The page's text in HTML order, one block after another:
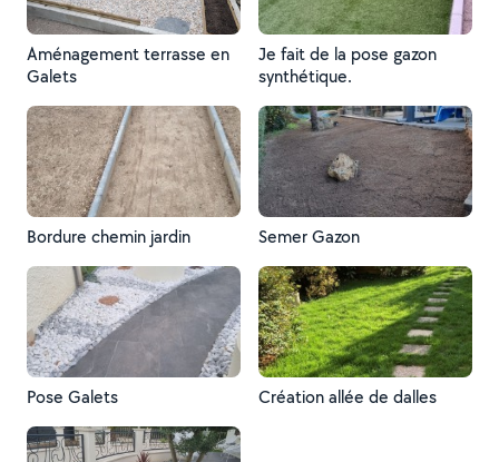
Aménagement terrasse en
Galets
Je fait de la pose gazon
synthétique.
Bordure chemin jardin Semer Gazon
Pose Galets Création allée de dalles